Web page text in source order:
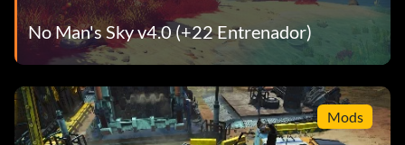
No Man's Sky v4.0 (+22 Entrenador)
Mods